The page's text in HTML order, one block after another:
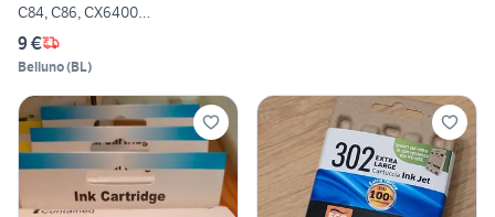
C84, C86, CX6400…
9 €
Belluno(BL)